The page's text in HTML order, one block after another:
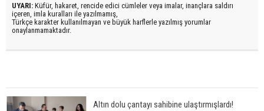
UYARI: Küfür, hakaret, rencide edici cümleler veya imalar, inançlara saldırı
içeren, imla kuralları ile yazılmamış,
Türkçe karakter kullanılmayan ve büyük harflerle yazılmış yorumlar
onaylanmamaktadır.
Altın dolu çantayı sahibine ulaştırmışlardı!